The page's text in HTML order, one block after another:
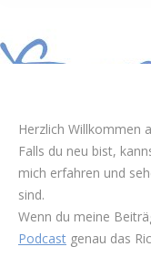
Herzlich Willkommen
Falls du neu bist,
mich erfahren und
sind.
Wenn du meine
Podcast genau das